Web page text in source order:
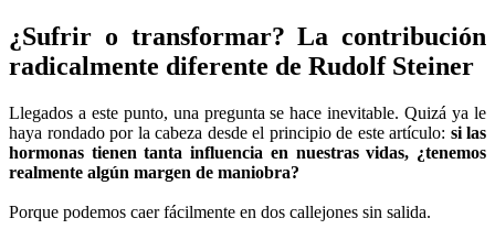
¿Sufrir o transformar? La contribución
radicalmente diferente de Rudolf Steiner
Llegados a este punto, una pregunta se hace inevitable. Quizá ya le
haya rondado por la cabeza desde el principio de este artículo: si las
hormonas tienen tanta influencia en nuestras vidas, ¿tenemos
realmente algún margen de maniobra?
Porque podemos caer fácilmente en dos callejones sin salida.